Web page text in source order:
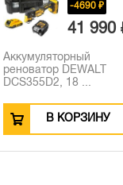
-4690 ₽
41 990
Аккумуляторный
реноватор DEWALT
DCS355D2, 18 ...
В КОРЗИНУ